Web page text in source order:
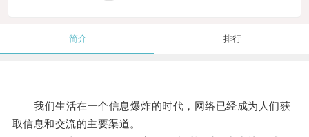
简介 排行
我们生活在一个信息爆炸的时代，网络已经成为人们获
取信息和交流的主要渠道。